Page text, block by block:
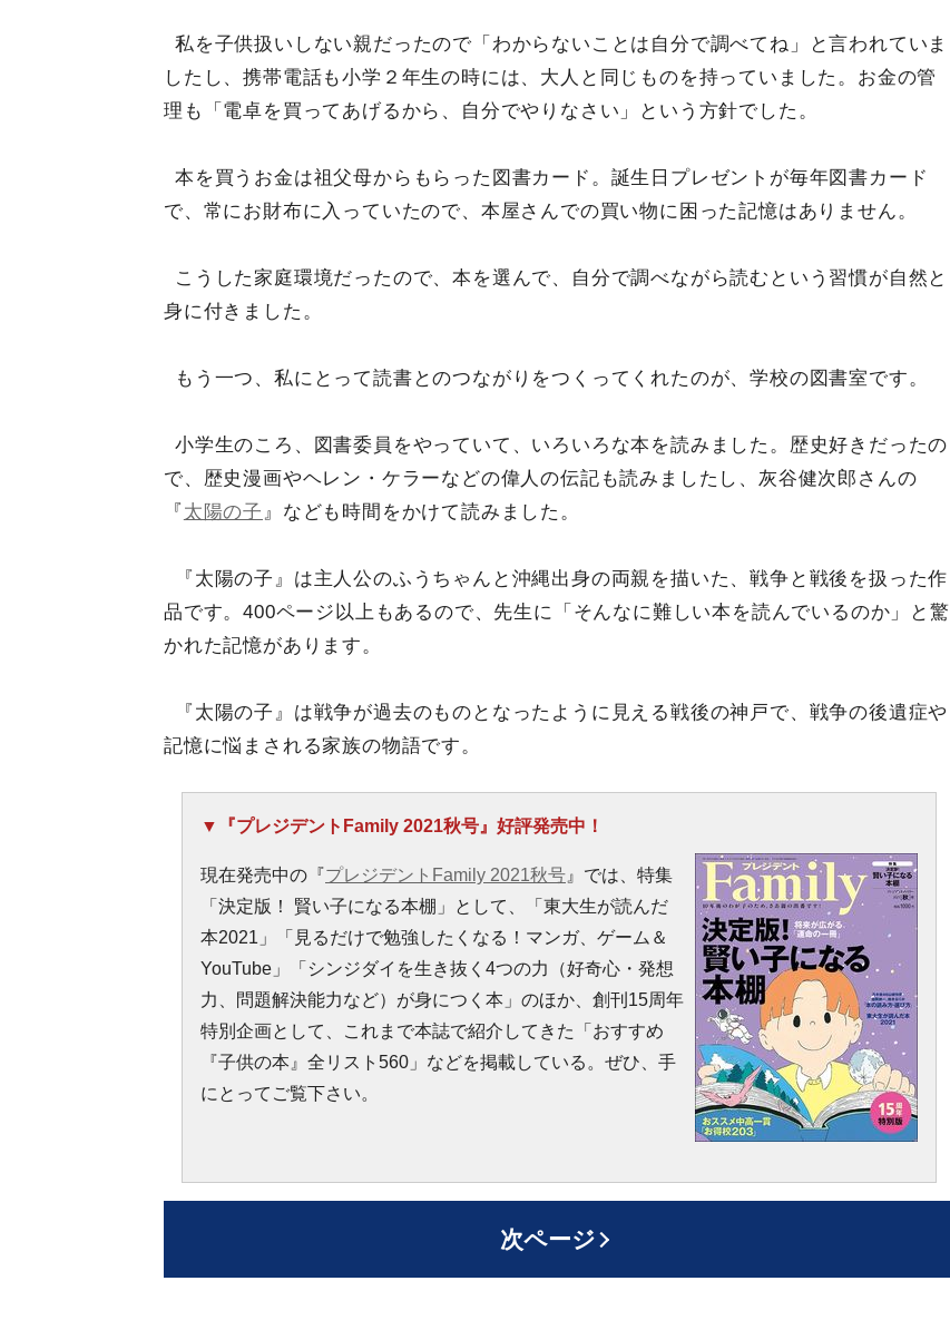
私を子供扱いしない親だったので「わからないことは自分で調べてね」と言われていま
したし、携帯電話も小学２年生の時には、大人と同じものを持っていました。お金の管
理も「電卓を買ってあげるから、自分でやりなさい」という方針でした。
本を買うお金は祖父母からもらった図書カード。誕生日プレゼントが毎年図書カード
で、常にお財布に入っていたので、本屋さんでの買い物に困った記憶はありません。
こうした家庭環境だったので、本を選んで、自分で調べながら読むという習慣が自然と
身に付きました。
もう一つ、私にとって読書とのつながりをつくってくれたのが、学校の図書室です。
小学生のころ、図書委員をやっていて、いろいろな本を読みました。歴史好きだったの
で、歴史漫画やヘレン・ケラーなどの偉人の伝記も読みましたし、灰谷健次郎さんの
『 太陽の子 』なども時間をかけて読みました。
『太陽の子』は主人公のふうちゃんと沖縄出身の両親を描いた、戦争と戦後を扱った作
品です。400ページ以上もあるので、先生に「そんなに難しい本を読んでいるのか」と驚
かれた記憶があります。
『太陽の子』は戦争が過去のものとなったように見える戦後の神戸で、戦争の後遺症や
記憶に悩まされる家族の物語です。
▼『プレジデントFamily 2021秋号』好評発売中！
現在発売中の『プレジデントFamily 2021秋号 』では、特集
「決定版！ 賢い子になる本棚」として、「東大生が読んだ
本2021」「見るだけで勉強したくなる！マンガ、ゲーム＆
YouTube」「シンジダイを生き抜く4つの力（好奇心・発想
力、問題解決能力など）が身につく本」のほか、創刊15周年
特別企画として、これまで本誌で紹介してきた「おすすめ
『子供の本』全リスト560」などを掲載している。ぜひ、手
にとってご覧下さい。
次ページ